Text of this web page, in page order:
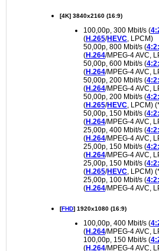
[4K] 3840x2160 (16:9)
100,00p, 300 Mbit/s (
(H.265/HEVC , LPCM)
50,00p, 800 Mbit/s (
(H.264/MPEG-4 AVC,
50,00p, 600 Mbit/s (
(H.264/MPEG-4 AVC,
50,00p, 200 Mbit/s (
(H.264/MPEG-4 AVC,
50,00p, 200 Mbit/s (
(H.265/HEVC , LPCM)
50,00p, 150 Mbit/s (
(H.264/MPEG-4 AVC,
25,00p, 400 Mbit/s (
(H.264/MPEG-4 AVC,
25,00p, 150 Mbit/s (
(H.264/MPEG-4 AVC,
25,00p, 150 Mbit/s (
(H.265/HEVC , LPCM)
25,00p, 100 Mbit/s (
(H.264/MPEG-4 AVC,
[FHD] 1920x1080 (16:9)
100,00p, 400 Mbit/s (
(H.264/MPEG-4 AVC,
100,00p, 150 Mbit/s (
(H.264/MPEG-4 AVC,